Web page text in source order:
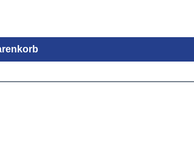
Oberflächenqualität, Langlebigkeit und
zu verbinden, um Instrumente zu
zweiteiligSchallbecherstengel aus
Ventilstielenzweiteilige Ventilbüchsen
GEWA Lackierung / Klarlack